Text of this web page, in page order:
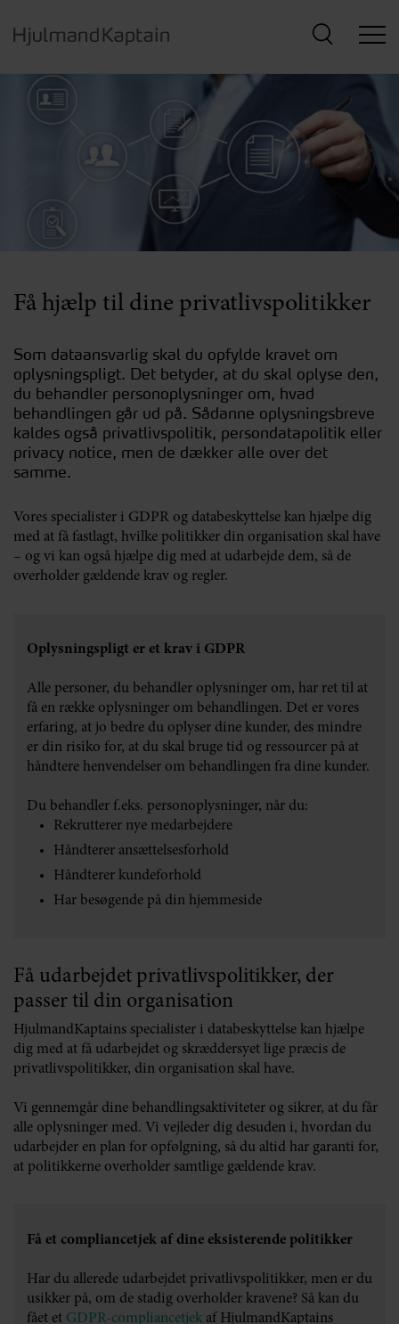
hovedindhold
Få hjælp til dine privatlivspolitikker
Som dataansvarlig skal du opfylde kravet om
oplysningspligt. Det betyder, at du skal oplyse den,
du behandler personoplysninger om, hvad
behandlingen går ud på. Sådanne oplysningsbreve
kaldes også privatlivspolitik, persondatapolitik eller
privacy notice, men de dækker alle over det
samme.
Vores specialister i GDPR og databeskyttelse kan hjælpe dig
med at få fastlagt, hvilke politikker din organisation skal have
– og vi kan også hjælpe dig med at udarbejde dem, så de
overholder gældende krav og regler.
Oplysningspligt er et krav i GDPR
Alle personer, du behandler oplysninger om, har ret til at
få en række oplysninger om behandlingen. Det er vores
erfaring, at jo bedre du oplyser dine kunder, des mindre
er din risiko for, at du skal bruge tid og ressourcer på at
håndtere henvendelser om behandlingen fra dine kunder.
Du behandler f.eks. personoplysninger, når du:
Rekrutterer nye medarbejdere
Håndterer ansættelsesforhold
Håndterer kundeforhold
Har besøgende på din hjemmeside
Få udarbejdet privatlivspolitikker, der
passer til din organisation
HjulmandKaptains specialister i databeskyttelse kan hjælpe
dig med at få udarbejdet og skræddersyet lige præcis de
privatlivspolitikker, din organisation skal have.
Vi gennemgår dine behandlingsaktiviteter og sikrer, at du får
alle oplysninger med. Vi vejleder dig desuden i, hvordan du
udarbejder en plan for opfølgning, så du altid har garanti for,
at politikkerne overholder samtlige gældende krav.
Få et compliancetjek af dine eksisterende politikker
Har du allerede udarbejdet privatlivspolitikker, men er du
usikker på, om de stadig overholder kravene? Så kan du
fået et GDPR-compliancetjek af HjulmandKaptains